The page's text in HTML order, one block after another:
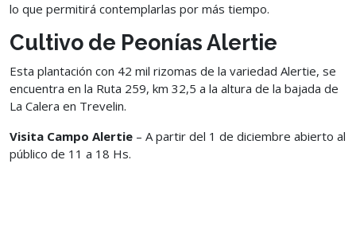
lo que permitirá contemplarlas por más tiempo.
Cultivo de Peonías Alertie
Esta plantación con 42 mil rizomas de la variedad Alertie, se
encuentra en la Ruta 259, km 32,5 a la altura de la bajada de
La Calera en Trevelin.
Visita Campo Alertie – A partir del 1 de diciembre abierto al
público de 11 a 18 Hs.